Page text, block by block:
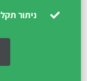
ניתור